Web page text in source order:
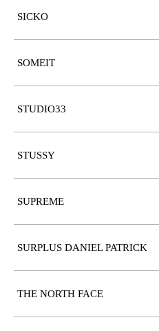
SICKO
SOMEIT
STUDIO33
STUSSY
SUPREME
SURPLUS DANIEL PATRICK
THE NORTH FACE